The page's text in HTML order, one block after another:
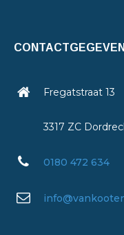
Fregatstraat 13
3317 ZC
0180 472 634